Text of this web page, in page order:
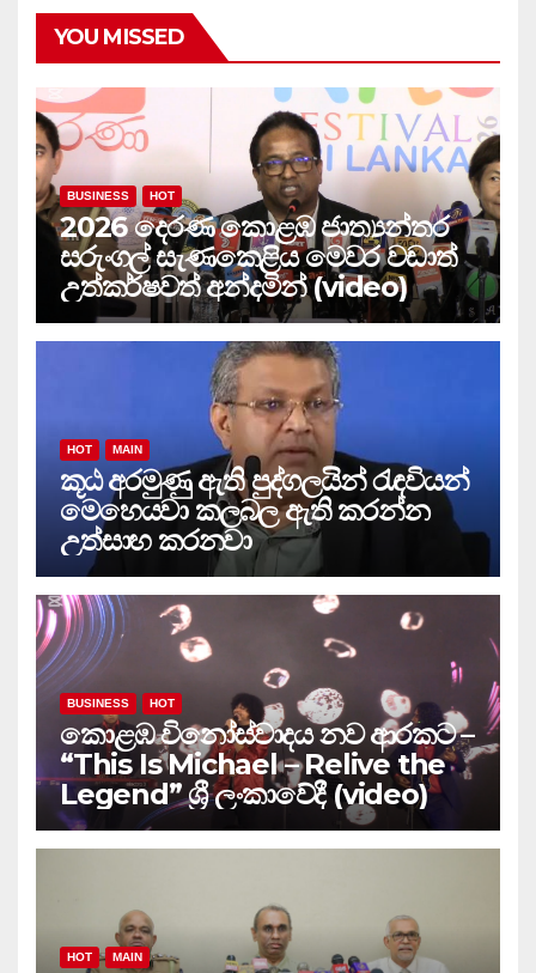
YOU MISSED
BUSINESS HOT
2026 දෙරණ කොළඹ ජාත්‍යන්තර
සරුංගල් සැණකෙළිය මෙවර වඩාත්
උත්කර්ෂවත් අන්දමින් (video)
HOT MAIN
කූඨ අරමුණු ඇති පුද්ගලයින් රැඳවියන්
මෙහෙයවා කලබල ඇති කරන්න
උත්සාහ කරනවා
BUSINESS HOT
කොළඹ විනෝස්වාදය නව ආරකට –
“This Is Michael – Relive the
Legend” ශ්‍රී ලංකාවේදී (video)
HOT MAIN